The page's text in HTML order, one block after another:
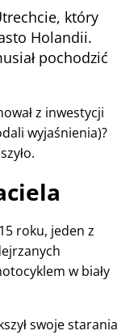
który
Holandii.
pochodzić
z inwestycji
wyjaśnienia)?
roku, jeden z
w biały
swoje starania